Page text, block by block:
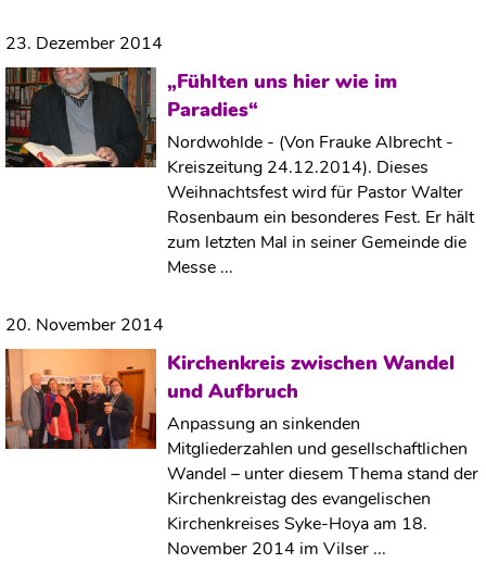
23. Dezember 2014
„Fühlten uns hier wie im
Paradies“
Nordwohlde - (Von Frauke Albrecht -
Kreiszeitung 24.12.2014). Dieses
Weihnachtsfest wird für Pastor Walter
Rosenbaum ein besonderes Fest. Er hält
zum letzten Mal in seiner Gemeinde die
Messe ...
20. November 2014
Kirchenkreis zwischen Wandel
und Aufbruch
Anpassung an sinkenden
Mitgliederzahlen und gesellschaftlichen
Wandel – unter diesem Thema stand der
Kirchenkreistag des evangelischen
Kirchenkreises Syke-Hoya am 18.
November 2014 im Vilser ...